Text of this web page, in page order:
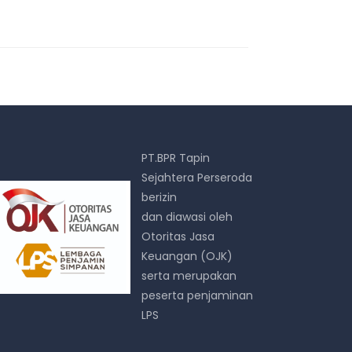
PT.BPR Tapin
Sejahtera Perseroda
berizin
dan diawasi oleh
Otoritas Jasa
Keuangan (OJK)
serta merupakan
peserta penjaminan
LPS